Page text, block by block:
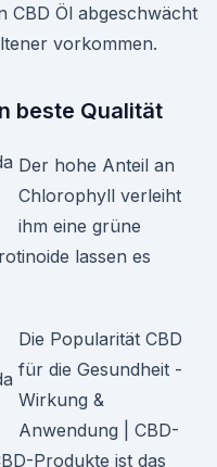
CBD Öl abgeschwächt
vorkommen.
beste Qualität
Der hohe Anteil an
Chlorophyll verleiht
ihm eine grüne
lassen es
Die Popularität CBD
für die Gesundheit -
Wirkung &
Anwendung | CBD-
Produkte ist das